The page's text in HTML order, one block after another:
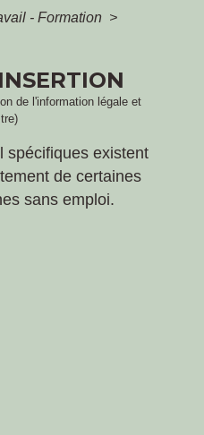
- Formation >
de l'information légale et
spécifiques existent
de certaines
sans emploi.